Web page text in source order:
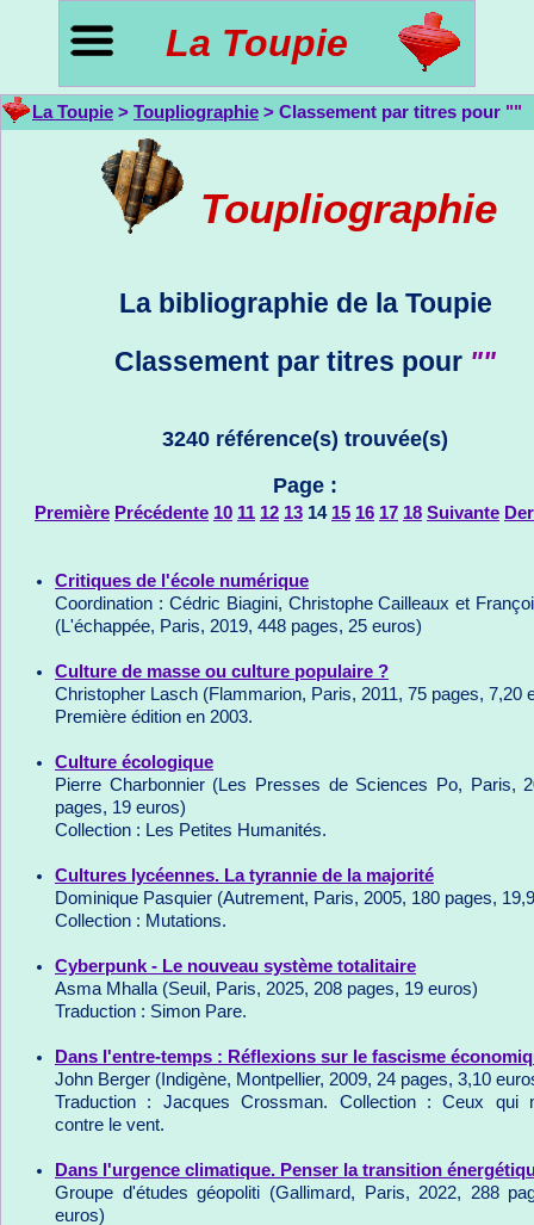
La Toupie
La Toupie > Toupliographie > Classement par titres pour ""
Toupliographie
La bibliographie de la Toupie
Classement par titres pour ""
3240 référence(s) trouvée(s)
Page :
Première Précédente 10 11 12 13 14 15 16 17 18 Suivante
Critiques de l'école numérique
Coordination : Cédric Biagini, Christophe Cailleaux et
(L'échappée, Paris, 2019, 448 pages, 25 euros)
Culture de masse ou culture populaire ?
Christopher Lasch (Flammarion, Paris, 2011, 75 pages, 7,20
Première édition en 2003.
Culture écologique
Pierre Charbonnier (Les Presses de Sciences Po, Paris,
pages, 19 euros)
Collection : Les Petites Humanités.
Cultures lycéennes. La tyrannie de la majorité
Dominique Pasquier (Autrement, Paris, 2005, 180 pages,
Collection : Mutations.
Cyberpunk - Le nouveau système totalitaire
Asma Mhalla (Seuil, Paris, 2025, 208 pages, 19 euros)
Traduction : Simon Pare.
Dans l'entre-temps : Réflexions sur le fascisme
John Berger (Indigène, Montpellier, 2009, 24 pages, 3,10
Traduction : Jacques Crossman. Collection : Ceux qui
contre le vent.
Dans l'urgence climatique. Penser la transition
Groupe d'études géopoliti (Gallimard, Paris, 2022, 288
euros)